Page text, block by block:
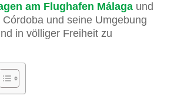
am Flughafen Málaga und
und seine Umgebung
in völliger Freiheit zu